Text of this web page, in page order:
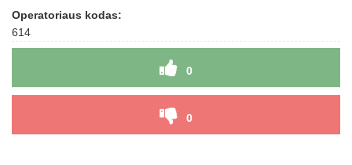
Operatoriaus kodas:
614
0
0